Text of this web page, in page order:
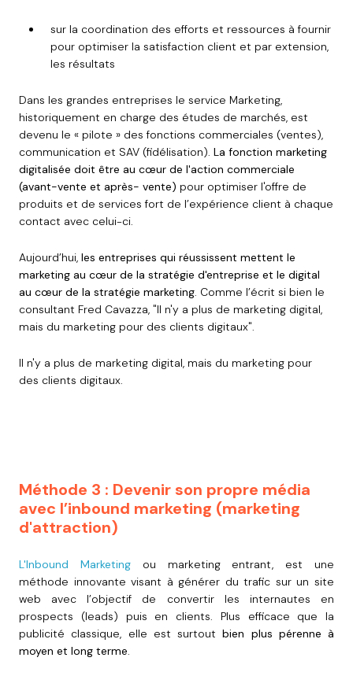
sur la coordination des efforts et ressources à fournir
pour optimiser la satisfaction client et par extension,
les résultats
Dans les grandes entreprises le service Marketing,
historiquement en charge des études de marchés, est
devenu le « pilote » des fonctions commerciales (ventes),
communication et SAV (fidélisation). La fonction marketing
digitalisée doit être au cœur de l'action commerciale
(avant-vente et après- vente) pour optimiser l'offre de
produits et de services fort de l’expérience client à chaque
contact avec celui-ci.
Aujourd’hui, les entreprises qui réussissent mettent le
marketing au cœur de la stratégie d'entreprise et le digital
au cœur de la stratégie marketing. Comme l’écrit si bien le
consultant Fred Cavazza, "Il n'y a plus de marketing digital,
mais du marketing pour des clients digitaux".
Il n'y a plus de marketing digital, mais du marketing pour
des clients digitaux.
Méthode 3 : Devenir son propre média
avec l’inbound marketing (marketing
d'attraction)
L'Inbound Marketingou marketing entrant, est une
méthode innovante visant à générer du trafic sur un site
web avec l’objectif de convertir les internautes en
prospects (leads) puis en clients. Plus efficace que la
publicité classique, elle est surtoutbien plus pérenne à
moyen et long terme.